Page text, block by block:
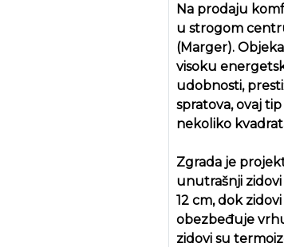
Na prodaju
u strogom
(Marger).
visoku
udobnosti,
spratova, ovaj
nekoliko
Zgrada je
unutrašnji
12 cm, dok
obezbeđuje
zidovi su